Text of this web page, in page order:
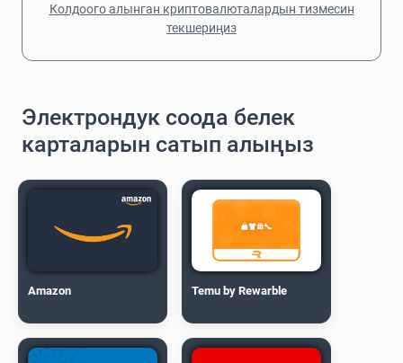
Колдоого алынган криптовалюталардын тизмесин
текшериңиз
Электрондук соода белек
карталарын сатып алыңыз
Amazon Temu by Rewarble